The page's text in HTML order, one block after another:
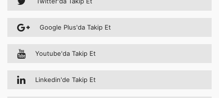
Google Plus'da Takip Et
Youtube'da Takip Et
Linkedin'de Takip Et